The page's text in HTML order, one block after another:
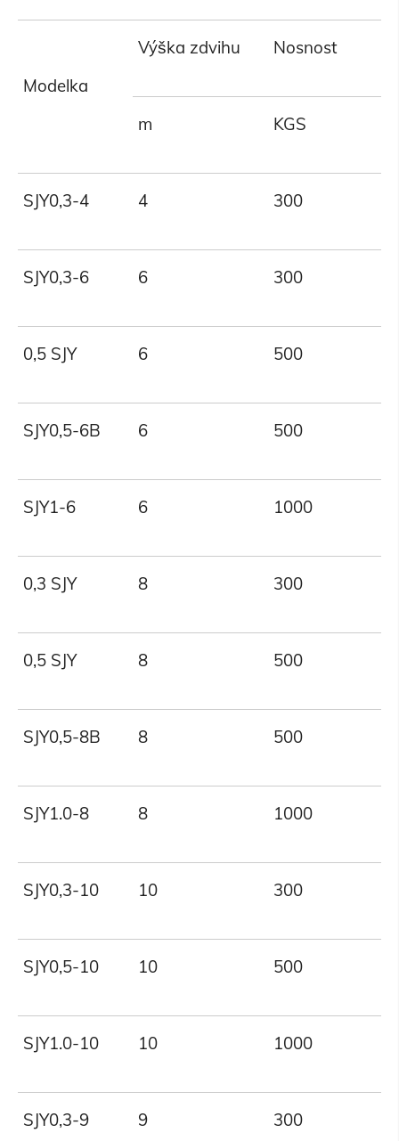
Modelka
Výška zdvihu Nosnost
m KGS
SJY0,3-4 4 300
SJY0,3-6 6 300
0,5 SJY 6 500
SJY0,5-6B 6 500
SJY1-6 6 1000
0,3 SJY 8 300
0,5 SJY 8 500
SJY0,5-8B 8 500
SJY1.0-8 8 1000
SJY0,3-10 10 300
SJY0,5-10 10 500
SJY1.0-10 10 1000
SJY0,3-9 9 300